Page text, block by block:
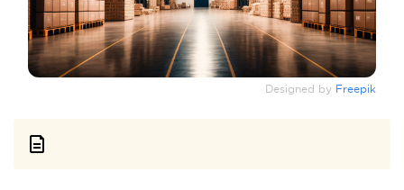
Designed by Freepik